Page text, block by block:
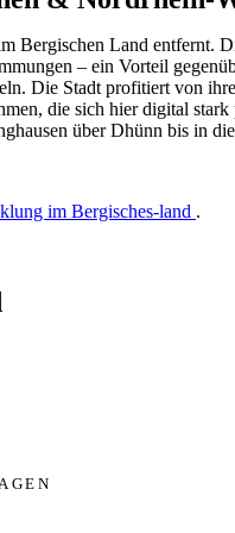
Bergischen Land entfernt.
– ein Vorteil
Die Stadt profitiert von
die sich hier digital stark
über Dhünn bis in
im Bergisches-land .